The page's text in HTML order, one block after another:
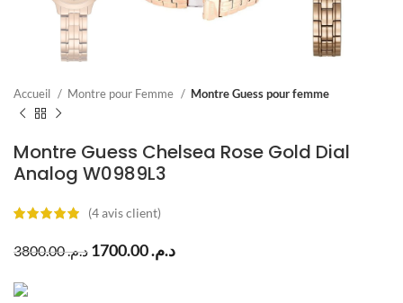
Accueil Montre pour Femme Montre Guess pour femme
Montre Guess Chelsea Rose Gold Dial
Analog W0989L3
(4avis client)
د.م.3800.00 د.م.